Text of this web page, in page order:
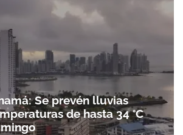
Se prevén lluvias
de hasta 34 °C